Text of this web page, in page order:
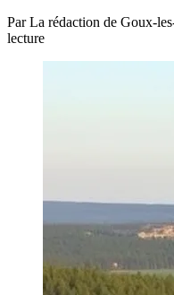
Par La rédaction de Goux-
lecture